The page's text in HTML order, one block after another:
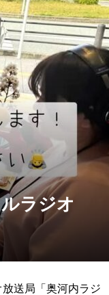
ラジオ
送局「奥河内ラジ